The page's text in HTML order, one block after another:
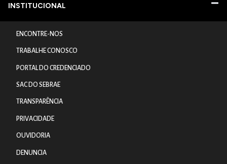
INSTITUCIONAL
ENCONTRE-NOS
TRABALHE CONOSCO
PORTAL DO CREDENCIADO
SAC DO SEBRAE
TRANSPARÊNCIA
PRIVACIDADE
OUVIDORIA
DENUNCIA